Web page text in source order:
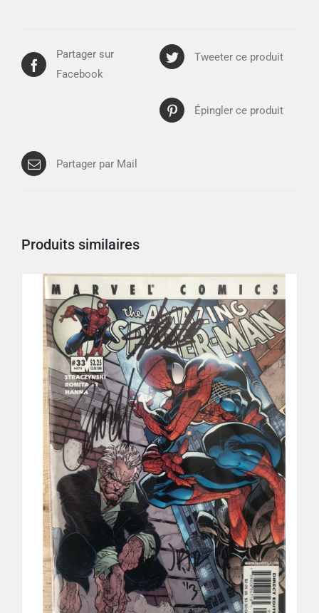
Partager sur
Facebook
Tweeter ce produit
Épingler ce produit
Partager par Mail
Produits similaires